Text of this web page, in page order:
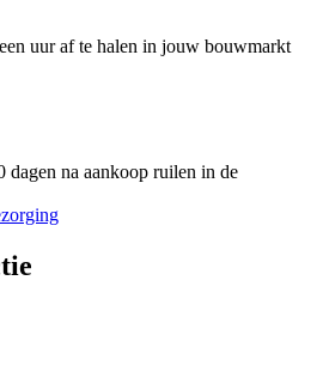
uur af te halen in jouw bouwmarkt
dagen na aankoop ruilen in de